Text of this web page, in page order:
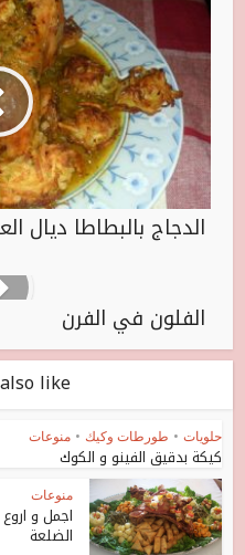
الدجاج بالبطاطا ديال
الفلون في الفرن
like
حلويات • طورطات وكيك • منوعات
كيكة بدقيق الفينو و الكوك
منوعات
اجمل و
الضلعة